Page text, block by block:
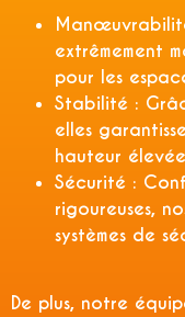
extrêmement
pour les
Stabilité :
elles
hauteur
Sécurité :
rigoureuses,
systèmes de
De plus, notre